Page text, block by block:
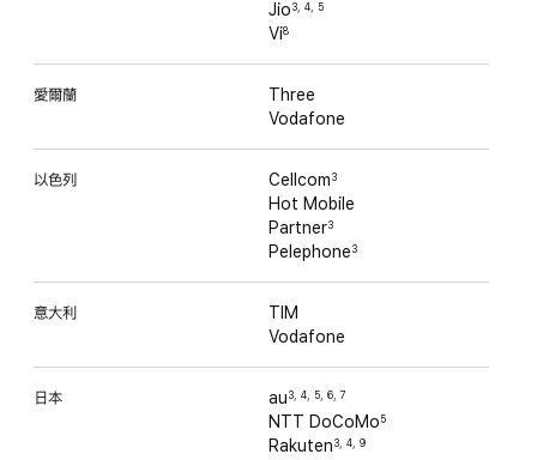
Jio 3 4 5
Vi8
愛爾蘭
Three
Vodafone
以色列 Cellcom 3
Hot Mobile
Partner3
Pelephone 3
意大利
TIM
Vodafone
日本 au 3 4 5 6 7
NTT DoCoMo 5
Rakuten 3 4 9